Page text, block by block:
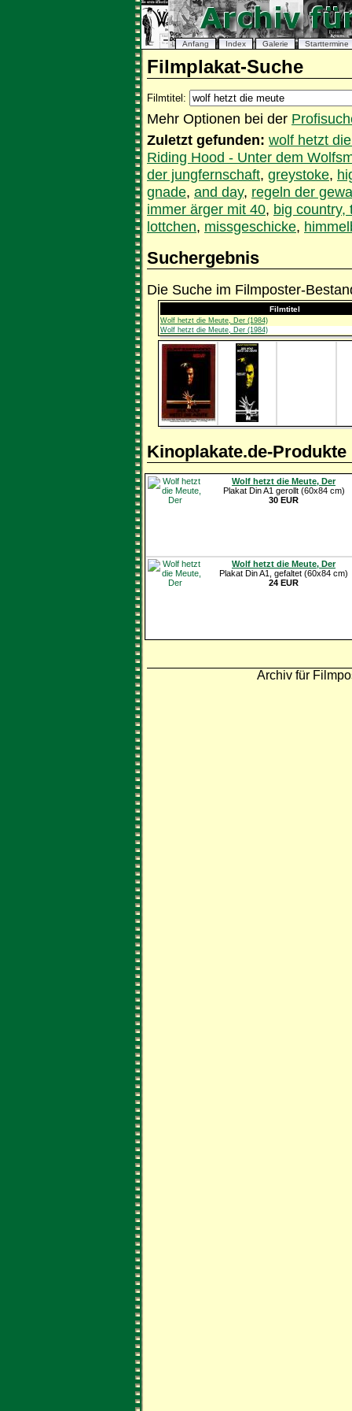
Anfang Index Galerie Starttermine
Filmplakat-Suche
Filmtitel:
Mehr Optionen bei der
Zuletzt gefunden: wolf hetzt
Riding Hood - Unter dem
der jungfernschaft, greystoke,
gnade, and day, regeln der
immer ärger mit 40, big country,
lottchen, missgeschicke,
Suchergebnis
Die Suche im Filmposter-
Filmtitel
Wolf hetzt die Meute, Der (1984)
Wolf hetzt die Meute, Der (1984)
Kinoplakate.de-Produkte
Wolf hetzt die Meute, Der
Plakat Din A1 gerollt (60x84 cm)
30 EUR
Wolf hetzt die Meute, Der
Plakat Din A1, gefaltet (60x84 cm)
24 EUR
Archiv für